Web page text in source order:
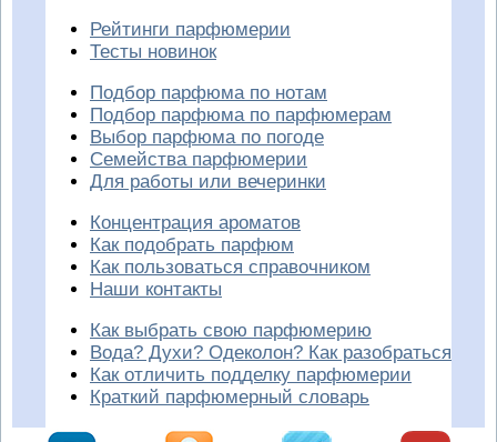
Рейтинги парфюмерии
Тесты новинок
Подбор парфюма по нотам
Подбор парфюма по парфюмерам
Выбор парфюма по погоде
Семейства парфюмерии
Для работы или вечеринки
Концентрация ароматов
Как подобрать парфюм
Как пользоваться справочником
Наши контакты
Как выбрать свою парфюмерию
Вода? Духи? Одеколон? Как разобраться
Как отличить подделку парфюмерии
Краткий парфюмерный словарь